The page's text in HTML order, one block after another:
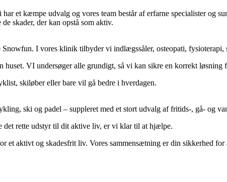
et kæmpe udvalg og vores team består af erfarne specialister og
skader, der kan opstå som aktiv.
I vores klinik tilbyder vi indlægssåler, osteopati,
VI undersøger alle grundigt, så vi kan sikre en korrekt løsning
skiløber eller bare vil gå bedre i hverdagen.
ski og padel – suppleret med et stort udvalg af fritids-, gå- og
det rette udstyr til dit aktive liv, er vi klar til at hjælpe.
aktivt og skadesfrit liv. Vores sammensætning er din sikkerhed for